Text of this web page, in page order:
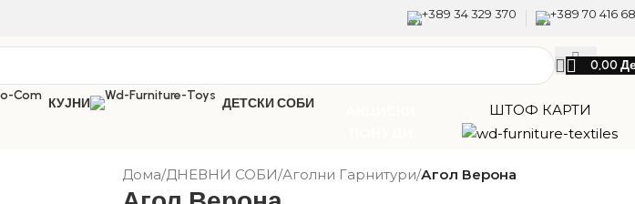
+389 34 329 370 +389 70 416
0,00
КУЈНИ ДЕТСКИ СОБИ ШТОФ КАРТИ
Дома/ДНЕВНИ СОБИ/Аголни Гарнитури/Агол Верона